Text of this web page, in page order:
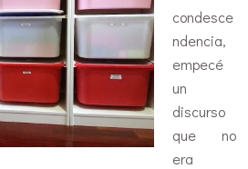
condesce
ndencia,
empecé
un
discurso
que no
era